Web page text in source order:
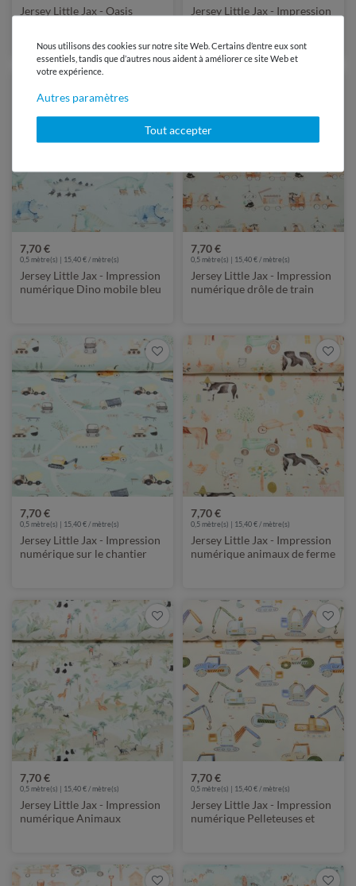
Jersey Little Jax - Oasis
Jersey Little Jax - Impression
7,70 €
0,5 mètre(s) | 15,40 € / mètre(s)
Jersey Little Jax - Impression
numérique Dino mobile bleu
7,70 €
0,5 mètre(s) | 15,40 € / mètre(s)
Jersey Little Jax - Impression
numérique drôle de train
7,70 €
0,5 mètre(s) | 15,40 € / mètre(s)
Jersey Little Jax - Impression
numérique sur le chantier
7,70 €
0,5 mètre(s) | 15,40 € / mètre(s)
Jersey Little Jax - Impression
numérique animaux de ferme
7,70 €
0,5 mètre(s) | 15,40 € / mètre(s)
Jersey Little Jax - Impression
numérique Animaux
7,70 €
0,5 mètre(s) | 15,40 € / mètre(s)
Jersey Little Jax - Impression
numérique Pelleteuses et
Nous utilisons des cookies sur notre site Web. Certains d’entre eux sont
essentiels, tandis que d’autres nous aident à améliorer ce site Web et
votre expérience.
Autres paramètres
Tout accepter